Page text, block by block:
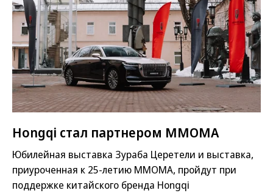
Hongqi стал партнером ММОМА
Юбилейная выставка Зураба Церетели и выставка,
приуроченная к 25-летию ММОМА, пройдут при
поддержке китайского бренда Hongqi